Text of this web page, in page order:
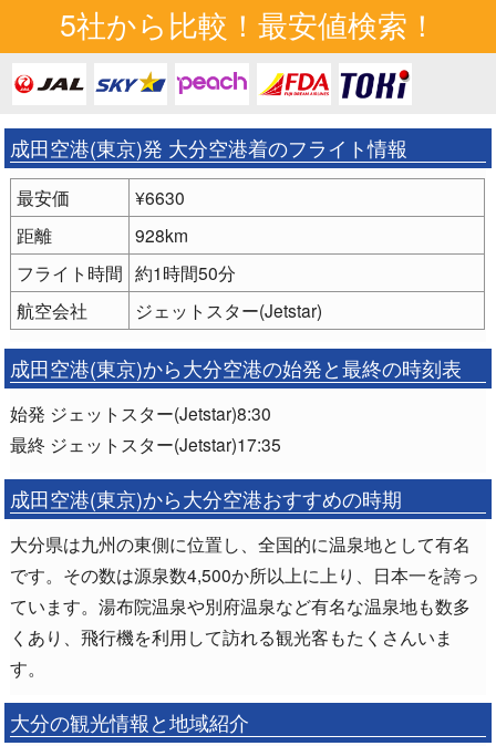
5社から比較！最安値検索！
成田空港(東京)発 大分空港着のフライト情報
最安価
¥6630
距離
928km
フライト時間 約1時間50分
航空会社
ジェットスター(Jetstar)
成田空港(東京)から大分空港の始発と最終の時刻表
始発 ジェットスター(Jetstar)8:30
最終 ジェットスター(Jetstar)17:35
成田空港(東京)から大分空港おすすめの時期
大分県は九州の東側に位置し、全国的に温泉地として有名
です。その数は源泉数4,500か所以上に上り、日本一を誇っ
ています。湯布院温泉や別府温泉など有名な温泉地も数多
くあり、飛行機を利用して訪れる観光客もたくさんいま
す。
大分の観光情報と地域紹介